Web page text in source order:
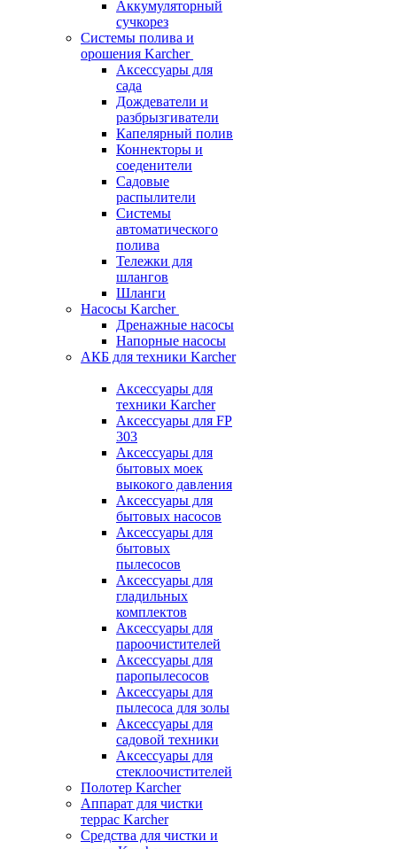
Аккумуляторный
сучкорез
Системы полива и
орошения Karcher
Аксессуары для
сада
Дождеватели и
разбрызгиватели
Капелярный полив
Коннекторы и
соеденители
Садовые
распылители
Системы
автоматического
полива
Тележки для
шлангов
Шланги
Насосы Karcher
Дренажные насосы
Напорные насосы
АКБ для техники Karcher
Аксессуары для
техники Karcher
Аксессуары для FP
303
Аксессуары для
бытовых моек
выкокого давления
Аксессуары для
бытовых насосов
Аксессуары для
бытовых
пылесосов
Аксессуары для
гладильных
комплектов
Аксессуары для
пароочистителей
Аксессуары для
паропылесосов
Аксессуары для
пылесоса для золы
Аксессуары для
садовой техники
Аксессуары для
стеклоочистителей
Полотер Karcher
Аппарат для чистки
террас Karcher
Средства для чистки и